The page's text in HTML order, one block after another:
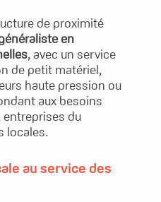
de proximité
en
, avec un service
de petit matériel,
haute pression ou
aux besoins
du
locales.
au service des